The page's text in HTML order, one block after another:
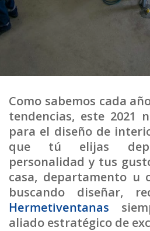
Como sabemos cada
tendencias, este 2021
para el diseño de
que tú elijas
personalidad y tus
casa, departamento u
buscando diseñar,
Hermetiventanas
aliado estratégico de